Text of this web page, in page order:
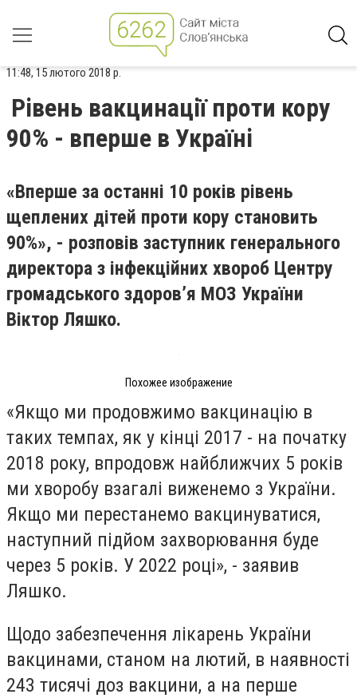
11:48, 15 лютого 2018 р.
Рівень вакцинації проти кору
90% - вперше в Україні
«Вперше за останні 10 років рівень
щеплених дітей проти кору становить
90%», - розповів заступник генерального
директора з інфекційних хвороб Центру
громадського здоровʼя МОЗ України
Віктор Ляшко.
Похожее изображение
«Якщо ми продовжимо вакцинацію в
таких темпах, як у кінці 2017 - на початку
2018 року, впродовж найближчих 5 років
ми хворобу взагалі виженемо з України.
Якщо ми перестанемо вакцинуватися,
наступний підйом захворювання буде
через 5 років. У 2022 році», - заявив
Ляшко.
Щодо забезпечення лікарень України
вакцинами, станом на лютий, в наявності
243 тисячі доз вакцини, а на перше